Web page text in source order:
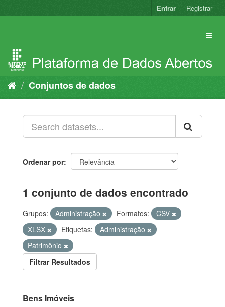
para
Entrar Registrar
Conjuntos de dados
Ordenar por
1 conjunto de dados encontrado
Grupos: Administração Formatos:
CSV
XLSX
Etiquetas:
Administração
Patrimônio
Filtrar Resultados
Bens Imóveis